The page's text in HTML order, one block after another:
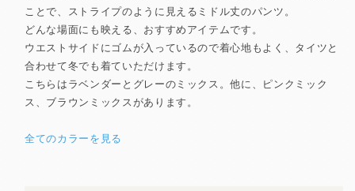
ことで、ストライプのように見えるミドル丈のパンツ。
どんな場面にも映える、おすすめアイテムです。
ウエストサイドにゴムが入っているので着心地もよく、タイツと
合わせて冬でも着ていただけます。
こちらはラベンダーとグレーのミックス。他に、ピンクミック
ス、ブラウンミックスがあります。
全てのカラーを見る